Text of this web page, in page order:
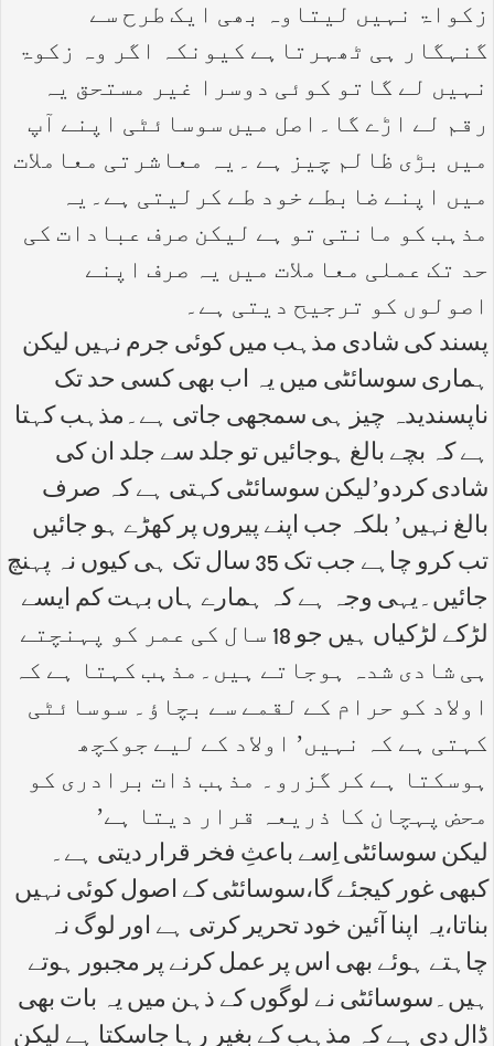
زکواۃ نہیں لیتاوہ بھی ایک طرح سے
گنہگار ہی ٹھہرتاہے کیونکہ اگر وہ زکوۃ
نہیں لے گاتو کوئی دوسرا غیر مستحق یہ
رقم لے اڑے گا۔اصل میں سوسائٹی اپنے آپ
میں بڑی ظالم چیز ہے ۔یہ معاشرتی معاملات
میں اپنے ضابطے خود طے کرلیتی ہے۔یہ
مذہب کو مانتی تو ہے لیکن صرف عبادات کی
حد تک عملی معاملات میں یہ صرف اپنے
اصولوں کو ترجیح دیتی ہے۔
پسند کی شادی مذہب میں کوئی جرم نہیں لیکن
ہماری سوسائٹی میں یہ اب بھی کسی حد تک
ناپسندیدہ چیز ہی سمجھی جاتی ہے۔مذہب کہتا
ہے کہ بچے بالغ ہوجائیں تو جلد سے جلد ان کی
شادی کردو’لیکن سوسائٹی کہتی ہے کہ صرف
بالغ نہیں’ بلکہ جب اپنے پیروں پر کھڑے ہو جائیں
تب کرو چاہے جب تک 35 سال تک ہی کیوں نہ پہنچ
جائیں۔یہی وجہ ہے کہ ہمارے ہاں بہت کم ایسے
لڑکے لڑکیاں ہیں جو 18 سال کی عمر کو پہنچتے
ہی شادی شدہ ہوجاتے ہیں۔مذہب کہتا ہے کہ
اولاد کو حرام کے لقمے سے بچاؤ۔ سوسائٹی
کہتی ہے کہ نہیں’ اولاد کے لیے جوکچھ
ہوسکتا ہے کر گزرو۔ مذہب ذات برادری کو
محض پہچان کا ذریعہ قرار دیتا ہے’
لیکن سوسائٹی اِسے باعثِ فخر قرار دیتی ہے۔
کبھی غور کیجئے گا،سوسائٹی کے اصول کوئی نہیں
بناتا،یہ اپنا آئین خود تحریر کرتی ہے اور لوگ نہ
چاہتے ہوئے بھی اس پر عمل کرنے پر مجبور ہوتے
ہیں۔سوسائٹی نے لوگوں کے ذہن میں یہ بات بھی
ڈال دی ہے کہ مذہب کے بغیر رہا جاسکتا ہے لیکن